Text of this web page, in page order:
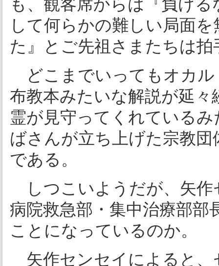
も、観客席からは『負け
して何らかの難しい局面
た』とご先祖さまたちは拍
どこまでいってもオカル
布教本みたいな解説が延
霊が見守ってくれている
ばさんが立ち上げた宗教
である。
しつこいようだが、矢作
病院救急部・集中治療部
ことになっているのか。
矢作センセイによると、